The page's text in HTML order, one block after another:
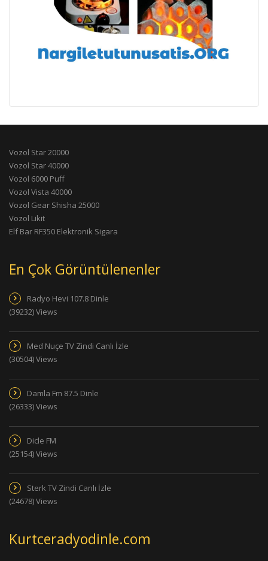
Vozol Star 20000
Vozol Star 40000
Vozol 6000 Puff
Vozol Vista 40000
Vozol Gear Shisha 25000
Vozol Likit
Elf Bar RF350 Elektronik Sigara
En Çok Görüntülenenler
Radyo Hevi 107.8 Dinle
(39232) Views
Med Nuçe TV Zindi Canlı İzle
(30504) Views
Damla Fm 87.5 Dinle
(26333) Views
Dicle FM
(25154) Views
Sterk TV Zindi Canlı İzle
(24678) Views
Kurtceradyodinle.com